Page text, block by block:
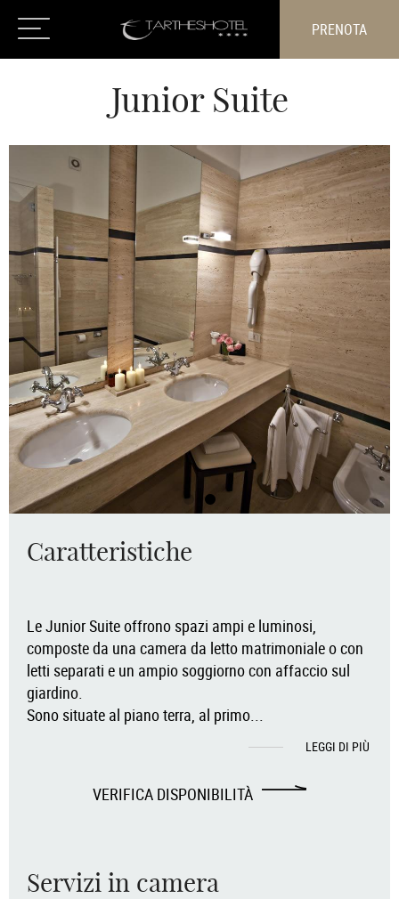
PRENOTA
Junior Suite
Caratteristiche
Le Junior Suite offrono spazi ampi e luminosi,
composte da una camera da letto matrimoniale o con
letti separati e un ampio soggiorno con affaccio sul
giardino.
Sono situate al piano terra, al primo...
LEGGI DI PIÙ
VERIFICA DISPONIBILITÀ
Servizi in camera